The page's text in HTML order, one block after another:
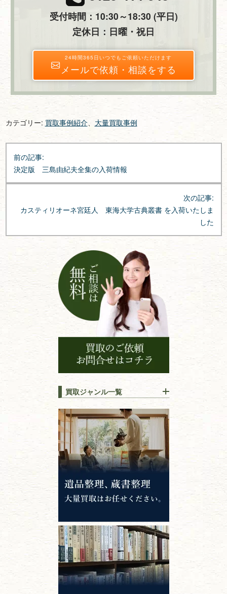
受付時間：10:30～18:30 (平日)
定休日：日曜・祝日
24時間365日いつでもご依頼いただけます
メールで依頼・相談をする
カテゴリー: 買取事例紹介、 大量買取事例
投
稿
ナ
シ
前の記事:
決定版 三島由紀夫全集の入荷情報
次の記事:
カスティリオーネ宮廷人 東海大学古典叢書 を入荷いたしま
した
買取ジャンル一覧
江戸時代の書物
唐本・漢籍・
中国書物・朝鮮本
錦絵・浮世絵・版画・刷り物
専門書・ 学術書
哲学書・思想書
心理学・倫理学
仏教書
神道・神社仏閣